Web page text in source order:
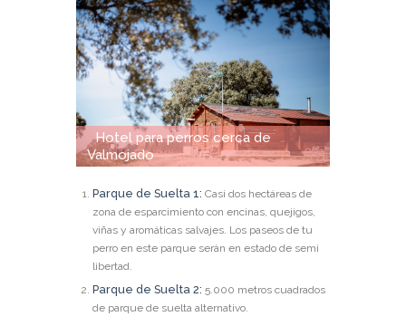
Hotel para perros cerca de
Valmojado
Parque de Suelta 1: Casi dos hectáreas de
zona de esparcimiento con encinas, quejigos,
viñas y aromáticas salvajes. Los paseos de tu
perro en este parque serán en estado de semi
libertad.
Parque de Suelta 2: 5.000 metros cuadrados
de parque de suelta alternativo.